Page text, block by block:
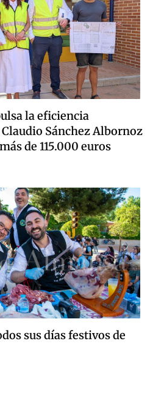
la eficiencia
Sánchez Albornoz
de 115.000 euros
sus días festivos de